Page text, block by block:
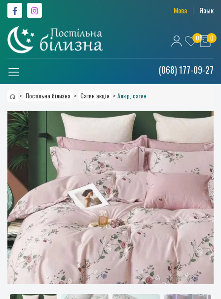
Мова Язык
0 0
(068) 177-09-27
> Постільна білизна > Сатин акція > Алюр, сатин